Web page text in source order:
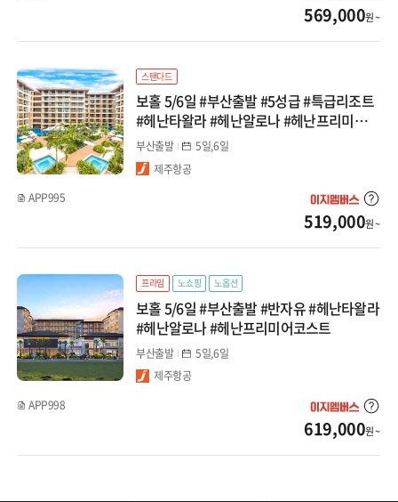
청도
북경/태항산
상해/항저우
광저우/망산
서안/구채구/칠채산
하이난/하문
569,000원 ~
스탠다드
보홀 5/6일 #부산출발 #5성급 #특급리조트
#헤난타왈라 #헤난알로나 #헤난프리미어코
스트 #세미패키지
부산출발
5일,6일
제주항공
APP995
519,000원 ~
프라임 노쇼핑 노옵션
보홀 5/6일 #부산출발 #반자유 #헤난타왈라
#헤난알로나 #헤난프리미어코스트
부산출발
5일,6일
제주항공
APP998
619,000원 ~